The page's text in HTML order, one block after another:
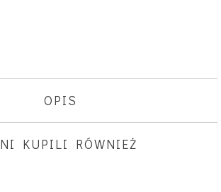
OPIS
KUPILI RÓWNIEŻ